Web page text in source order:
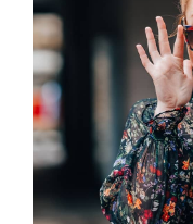
Категория:
Марка:
Предназначение:
Код: